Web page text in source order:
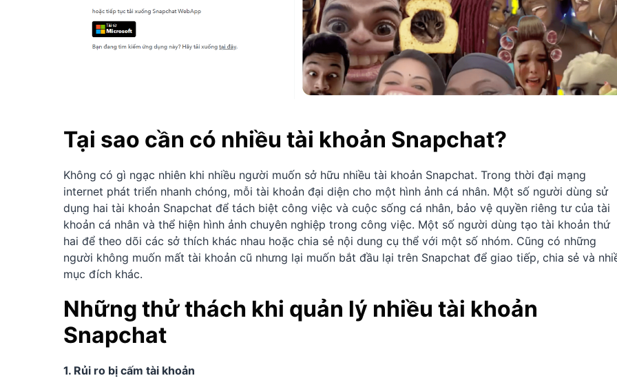
Tại sao cần có nhiều tài khoản Snapchat?
Không có gì ngạc nhiên khi nhiều người muốn sở hữu nhiều tài khoản Snapchat. Trong thời đại mạng
internet phát triển nhanh chóng, mỗi tài khoản đại diện cho một hình ảnh cá nhân. Một số người dùng sử
dụng hai tài khoản Snapchat để tách biệt công việc và cuộc sống cá nhân, bảo vệ quyền riêng tư của tài
khoản cá nhân và thể hiện hình ảnh chuyên nghiệp trong công việc. Một số người dùng tạo tài khoản thứ
hai để theo dõi các sở thích khác nhau hoặc chia sẻ nội dung cụ thể với một số nhóm. Cũng có những
người không muốn mất tài khoản cũ nhưng lại muốn bắt đầu lại trên Snapchat để giao tiếp, chia sẻ và
mục đích khác.
Những thử thách khi quản lý nhiều tài khoản
Snapchat
1. Rủi ro bị cấm tài khoản